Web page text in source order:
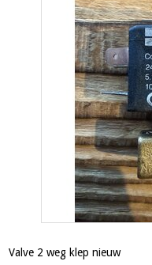
Valve 2 weg klep nieuw